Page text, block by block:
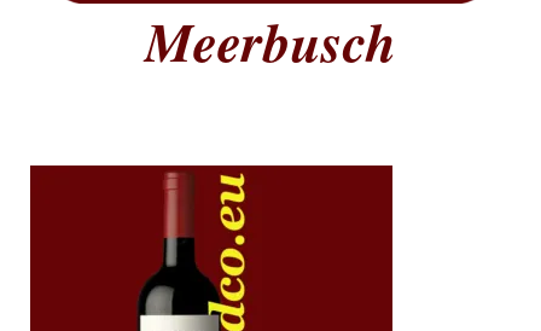
Meerbusch